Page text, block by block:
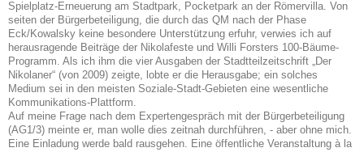
Spielplatz-Erneuerung am Stadtpark, Pocketpark an der Römervilla. Von
seiten der Bürgerbeteiligung, die durch das QM nach der Phase
Eck/Kowalsky keine besondere Unterstützung erfuhr, verwies ich auf
herausragende Beiträge der Nikolafeste und Willi Forsters 100-Bäume-
Programm. Als ich ihm die vier Ausgaben der Stadtteilzeitschrift „Der
Nikolaner“ (von 2009) zeigte, lobte er die Herausgabe; ein solches
Medium sei in den meisten Soziale-Stadt-Gebieten eine wesentliche
Kommunikations-Plattform.
Auf meine Frage nach dem Expertengespräch mit der Bürgerbeteiligung
(AG1/3) meinte er, man wolle dies zeitnah durchführen, - aber ohne mich.
Eine Einladung werde bald rausgehen. Eine öffentliche Veranstaltung à la